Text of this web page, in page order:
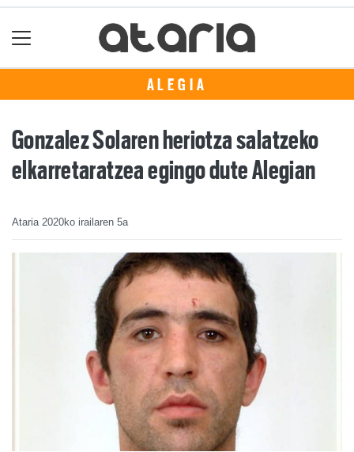
ALEGIA
Gonzalez Solaren heriotza salatzeko
elkarretaratzea egingo dute Alegian
Ataria 2020ko irailaren 5a